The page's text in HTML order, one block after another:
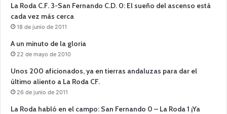
La Roda C.F. 3-San Fernando C.D. 0: El sueño del ascenso está
cada vez más cerca
18 de junio de 2011
A un minuto de la gloria
22 de mayo de 2010
Unos 200 aficionados, ya en tierras andaluzas para dar el
último aliento a La Roda CF.
26 de junio de 2011
La Roda habló en el campo: San Fernando 0 – La Roda 1 ¡Ya